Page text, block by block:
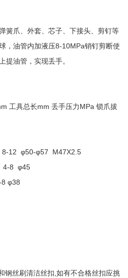
簧爪、外套、芯子、下接头、剪钉等
，油管内加液压8-10MPa销钉剪断使
提油管，实现丢手。
工具总长mm 丢手压力MPa 锁爪拔
12 φ50-φ57 M47X2.5
4-8 φ45
8 φ38
钢丝刷清洁丝扣,如有不合格丝扣应挑